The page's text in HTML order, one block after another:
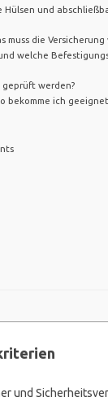
und
die Versicherung
welche
werden?
bekomme ich
und